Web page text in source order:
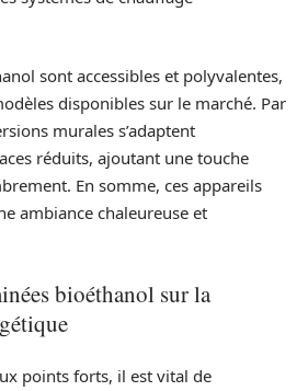
sont accessibles et polyvalentes,
disponibles sur le marché. Par
murales s’adaptent
réduits, ajoutant une touche
En somme, ces appareils
ambiance chaleureuse et
bioéthanol sur la
points forts, il est vital de